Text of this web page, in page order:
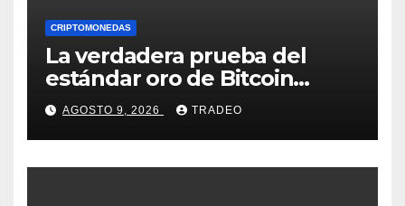
CRIPTOMONEDAS
La verdadera prueba del
estándar oro de Bitcoin
apenas comienza en 2026
AGOSTO 9, 2026 TRADEO